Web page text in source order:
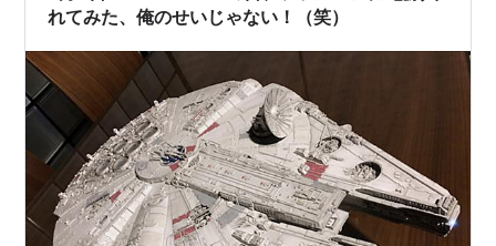
れてみた、俺のせいじゃない！（笑）